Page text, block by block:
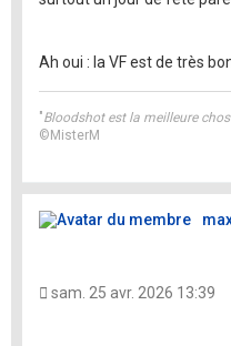
Ah oui : la VF est de très
"Bloodshot est la meilleure
©MisterM
sam. 25 avr. 2026 13:39